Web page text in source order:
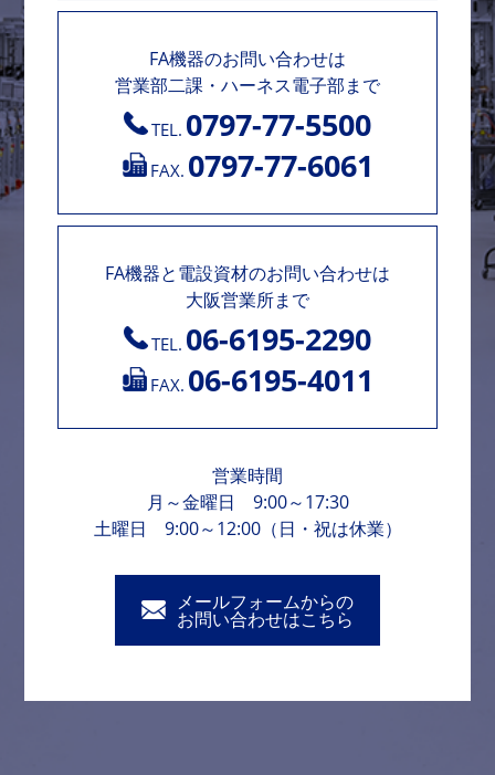
FA機器のお問い合わせは
営業部二課・ハーネス電子部まで
TEL. 0797-77-5500
FAX. 0797-77-6061
FA機器と電設資材のお問い合わせは
大阪営業所まで
TEL. 06-6195-2290
FAX. 06-6195-4011
営業時間
月～金曜日 9:00～17:30
土曜日 9:00～12:00（日・祝は休業）
メールフォームからの
お問い合わせはこちら